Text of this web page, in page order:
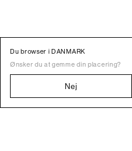
Du browser i DANMARK
Ønsker du at gemme din placering?
Nej